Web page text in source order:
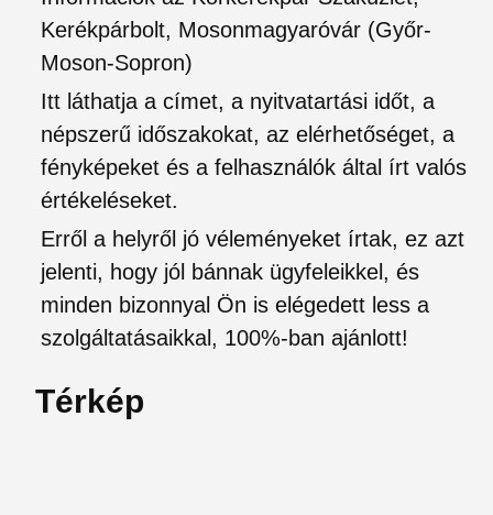
Kerékpárbolt, Mosonmagyaróvár (Győr-
Moson-Sopron)
Itt láthatja a címet, a nyitvatartási időt, a
népszerű időszakokat, az elérhetőséget, a
fényképeket és a felhasználók által írt valós
értékeléseket.
Erről a helyről jó véleményeket írtak, ez azt
jelenti, hogy jól bánnak ügyfeleikkel, és
minden bizonnyal Ön is elégedett less a
szolgáltatásaikkal, 100%-ban ajánlott!
Térkép